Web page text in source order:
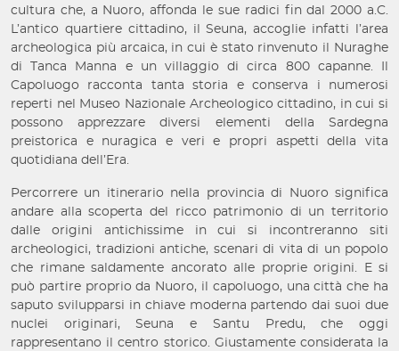
cultura che, a Nuoro, affonda le sue radici fin dal 2000 a.C.
L’antico quartiere cittadino, il Seuna, accoglie infatti l’area
archeologica più arcaica, in cui è stato rinvenuto il Nuraghe
di Tanca Manna e un villaggio di circa 800 capanne. Il
Capoluogo racconta tanta storia e conserva i numerosi
reperti nel Museo Nazionale Archeologico cittadino, in cui si
possono apprezzare diversi elementi della Sardegna
preistorica e nuragica e veri e propri aspetti della vita
quotidiana dell’Era.
Percorrere un itinerario nella provincia di Nuoro significa
andare alla scoperta del ricco patrimonio di un territorio
dalle origini antichissime in cui si incontreranno siti
archeologici, tradizioni antiche, scenari di vita di un popolo
che rimane saldamente ancorato alle proprie origini. E si
può partire proprio da Nuoro, il capoluogo, una città che ha
saputo svilupparsi in chiave moderna partendo dai suoi due
nuclei originari, Seuna e Santu Predu, che oggi
rappresentano il centro storico. Giustamente considerata la